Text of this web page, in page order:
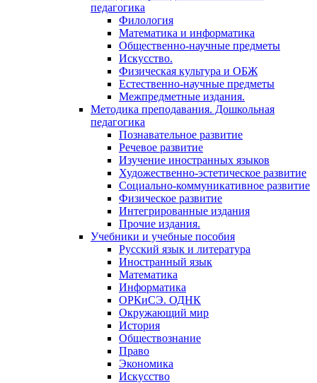
педагогика
Филология
Математика и информатика
Общественно-научные предметы
Искусство.
Физическая культура и ОБЖ
Естественно-научные предметы
Межпредметные издания.
Методика преподавания. Дошкольная
педагогика
Познавательное развитие
Речевое развитие
Изучение иностранных языков
Художественно-эстетическое развитие
Социально-коммуникативное развитие
Физическое развитие
Интегрированные издания
Прочие издания.
Учебники и учебные пособия
Русский язык и литература
Иностранный язык
Математика
Информатика
ОРКиСЭ. ОДНК
Окружающий мир
История
Обществознание
Право
Экономика
Искусство